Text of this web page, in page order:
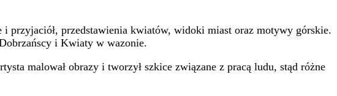
i przyjaciół, przedstawienia kwiatów, widoki miast oraz motywy górskie.
i Kwiaty w wazonie.
malował obrazy i tworzył szkice związane z pracą ludu, stąd różne